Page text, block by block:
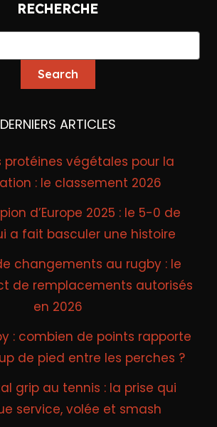
RECHERCHE
DERNIERS ARTICLES
protéines végétales pour la
: le classement 2026
d’Europe 2025 : le 5-0 de
a fait basculer une histoire
changements au rugby : le
de remplacements autorisés
en 2026
: combien de points rapporte
de pied entre les perches ?
grip au tennis : la prise qui
service, volée et smash